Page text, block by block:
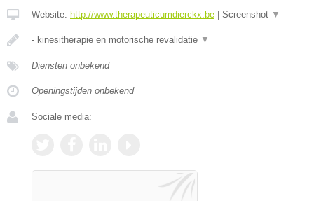
Website: http://www.therapeuticumdierckx.be Screenshot ▼
- kinesitherapie en motorische revalidatie ▼
Diensten onbekend
Openingstijden onbekend
Sociale media: